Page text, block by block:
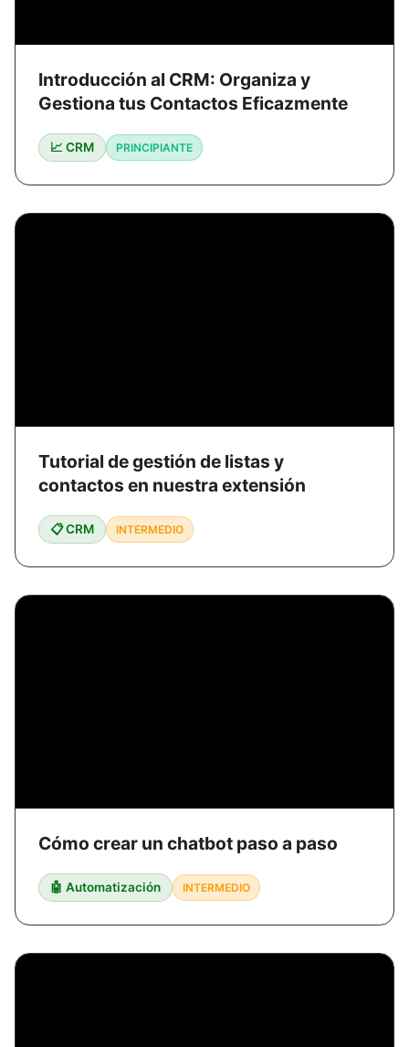
Introducción al CRM: Organiza y
Gestiona tus Contactos Eficazmente
📈 CRM PRINCIPIANTE
Tutorial de gestión de listas y
contactos en nuestra extensión
📋 CRM INTERMEDIO
Cómo crear un chatbot paso a paso
🤖 Automatización INTERMEDIO